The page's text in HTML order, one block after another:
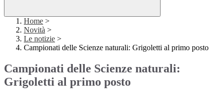
Home >
Novità >
Le notizie >
Campionati delle Scienze naturali: Grigoletti al primo posto
Campionati delle Scienze naturali:
Grigoletti al primo posto